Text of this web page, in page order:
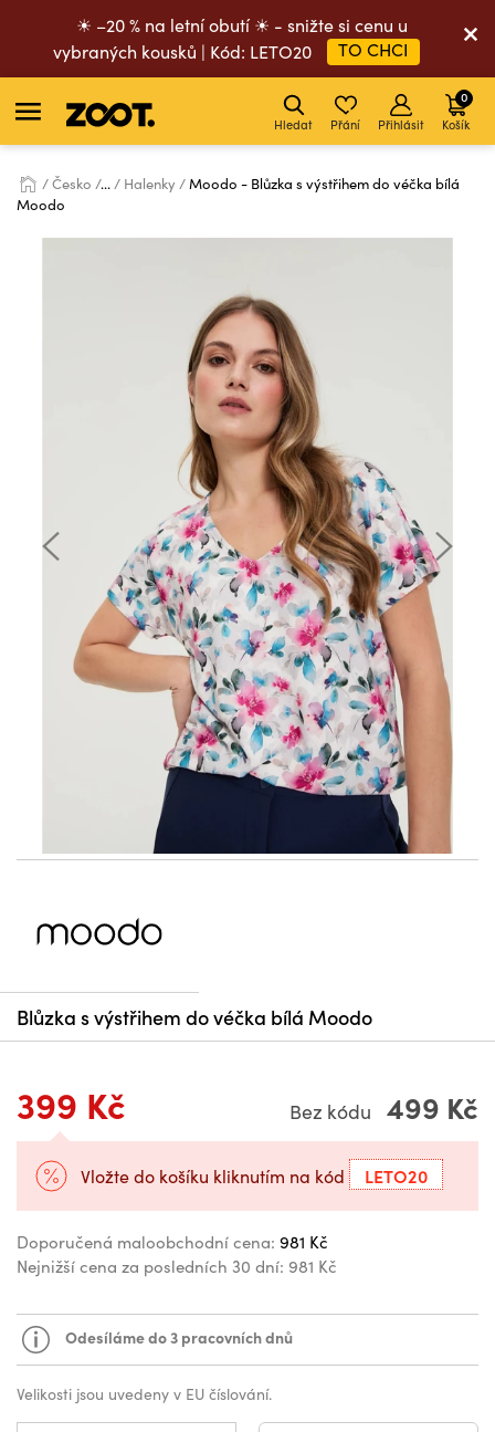
☀ –20 % na letní obutí ☀ - snižte si cenu u
vybraných kousků | Kód: LETO20
TO CHCI
Hledat Přání Přihlásit Košík
0
Česko ... Halenky
Moodo - Blůzka s výstřihem do véčka bílá
Moodo
Blůzka s výstřihem do véčka bílá Moodo
399 Kč Bez kódu 499 Kč
Vložte do košíku kliknutím na kód LETO20
Doporučená maloobchodní cena: 981 Kč
Nejnižší cena za posledních 30 dní: 981 Kč
Odesíláme do 3 pracovních dnů
Velikosti jsou uvedeny v EU číslování.